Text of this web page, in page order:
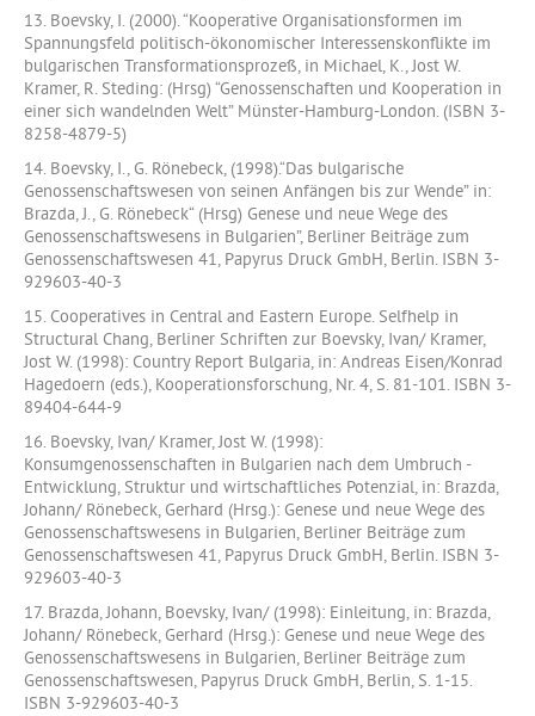
13. Boevsky, I. (2000). “Kooperative Organisationsformen im
Spannungsfeld politisch-ökonomischer Interessenskonflikte im
bulgarischen Transformationsprozeß, in Michael, К., Jost W.
Kramer, R. Steding: (Hrsg) “Genossenschaften und Kooperation in
einer sich wandelnden Welt” Münster-Hamburg-London. (ISBN 3-
8258-4879-5)
14. Boevsky, I., G. Rönebeck, (1998).“Das bulgarische
Genossenschaftswesen von seinen Anfängen bis zur Wende” in:
Brazda, J., G. Rönebeck“ (Hrsg) Genese und neue Wege des
Genossenschaftswesens in Bulgarien”, Berliner Beiträge zum
Genossenschaftswesen 41, Papyrus Druck GmbH, Berlin. ISBN 3-
929603-40-3
15. Cooperatives in Central and Eastern Europe. Selfhelp in
Structural Chang, Berliner Schriften zur Boevsky, Ivan/ Kramer,
Jost W. (1998): Country Report Bulgaria, in: Andreas Eisen/Konrad
Hagedoern (eds.), Kooperationsforschung, Nr. 4, S. 81-101. ISBN 3-
89404-644-9
16. Boevsky, Ivan/ Kramer, Jost W. (1998):
Konsumgenossenschaften in Bulgarien nach dem Umbruch -
Entwicklung, Struktur und wirtschaftliches Potenzial, in: Brazda,
Johann/ Rönebeck, Gerhard (Hrsg.): Genese und neue Wege des
Genossenschaftswesens in Bulgarien, Berliner Beiträge zum
Genossenschaftswesen 41, Papyrus Druck GmbH, Berlin. ISBN 3-
929603-40-3
17. Brazda, Johann, Boevsky, Ivan/ (1998): Einleitung, in: Brazda,
Johann/ Rönebeck, Gerhard (Hrsg.): Genese und neue Wege des
Genossenschaftswesens in Bulgarien, Berliner Beiträge zum
Genossenschaftswesen, Papyrus Druck GmbH, Berlin, S. 1-15.
ISBN 3-929603-40-3